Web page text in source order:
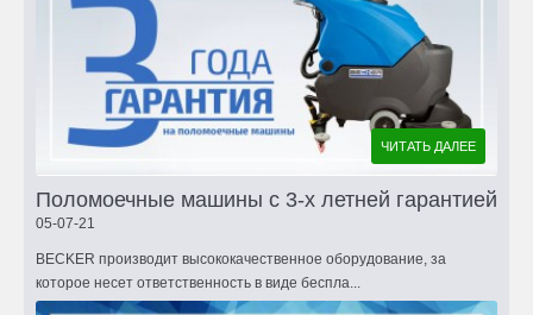
ЧИТАТЬ ДАЛЕЕ
Поломоечные машины с 3-х летней гарантией
05-07-21
BECKER производит высококачественное оборудование, за
которое несет ответственность в виде беспла...